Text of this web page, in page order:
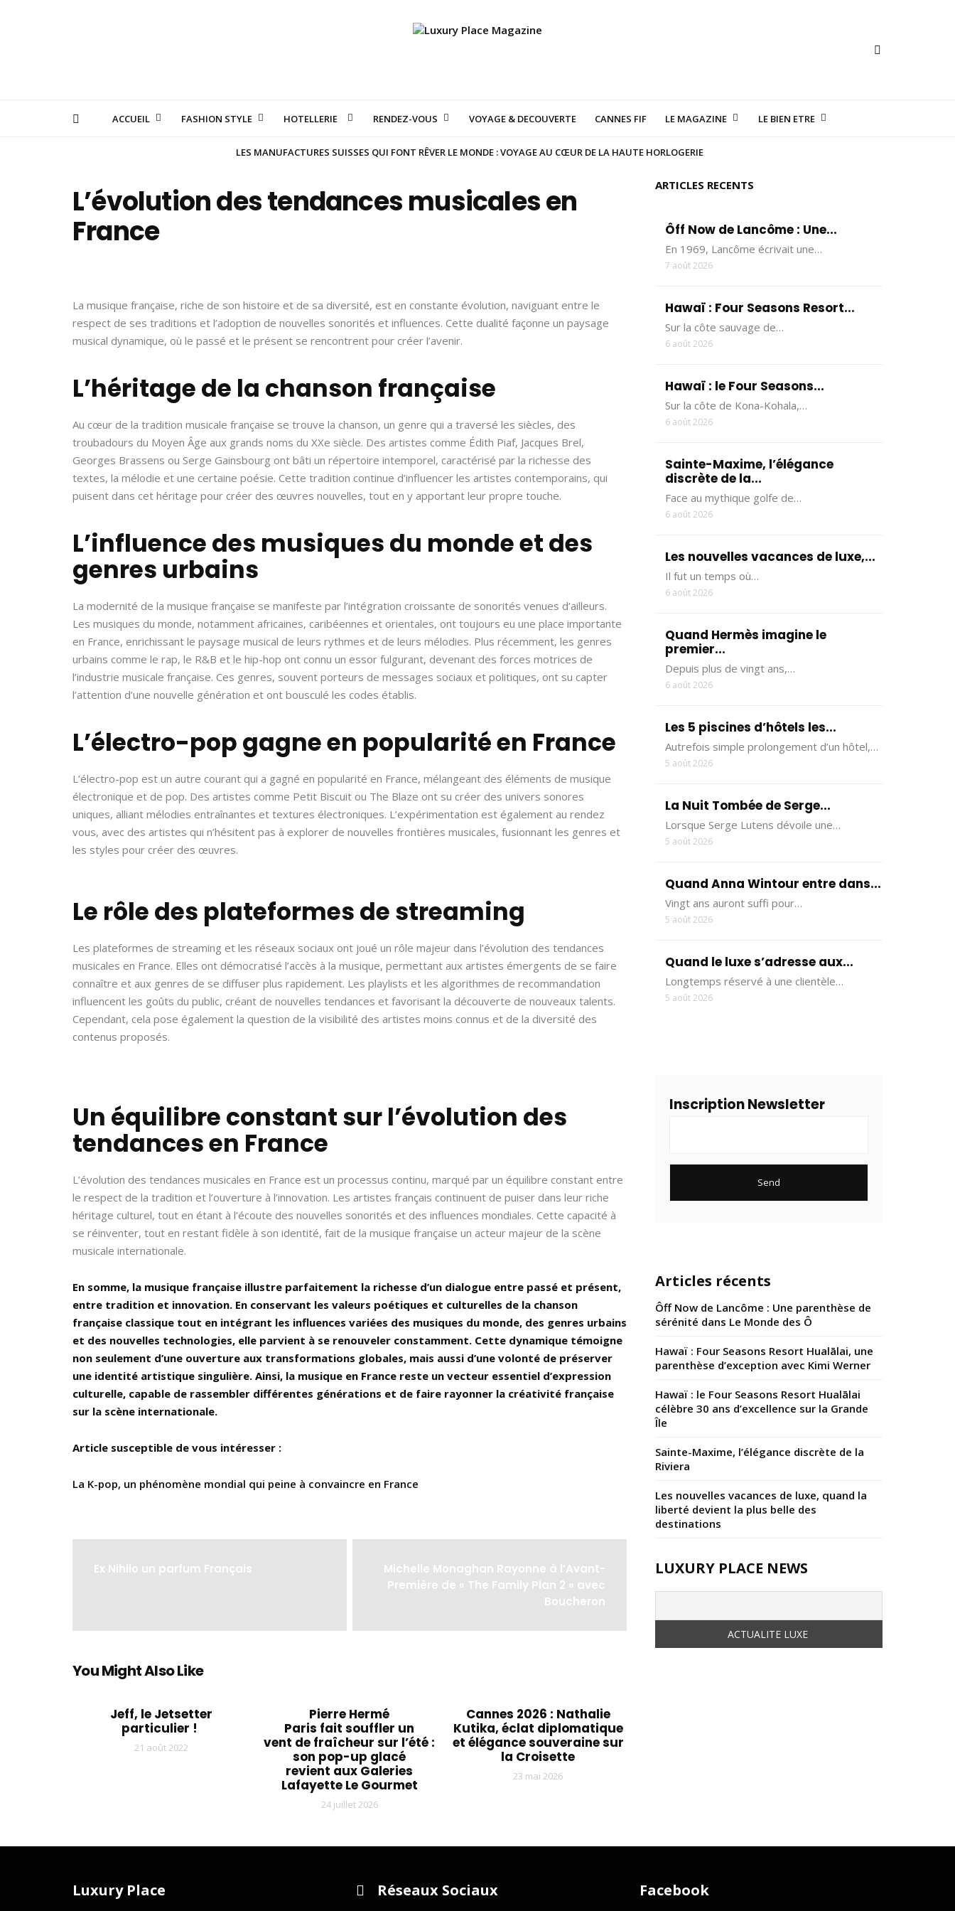
ACCUEIL FASHION STYLE HOTELLERIE RENDEZ-VOUS VOYAGE & DECOUVERTE CANNES FIF LE MAGAZINE LE BIEN ETRE
LES MANUFACTURES SUISSES QUI FONT RÊVER LE MONDE : VOYAGE AU CŒUR DE LA HAUTE HORLOGERIE
L’évolution des tendances musicales en
France
La musique française, riche de son histoire et de sa diversité, est en constante évolution, naviguant entre le
respect de ses traditions et l’adoption de nouvelles sonorités et influences. Cette dualité façonne un paysage
musical dynamique, où le passé et le présent se rencontrent pour créer l’avenir.
L’héritage de la chanson française
Au cœur de la tradition musicale française se trouve la chanson, un genre qui a traversé les siècles, des
troubadours du Moyen Âge aux grands noms du XXe siècle. Des artistes comme Édith Piaf, Jacques Brel,
Georges Brassens ou Serge Gainsbourg ont bâti un répertoire intemporel, caractérisé par la richesse des
textes, la mélodie et une certaine poésie. Cette tradition continue d’influencer les artistes contemporains, qui
puisent dans cet héritage pour créer des œuvres nouvelles, tout en y apportant leur propre touche.
L’influence des musiques du monde et des
genres urbains
La modernité de la musique française se manifeste par l’intégration croissante de sonorités venues d’ailleurs.
Les musiques du monde, notamment africaines, caribéennes et orientales, ont toujours eu une place importante
en France, enrichissant le paysage musical de leurs rythmes et de leurs mélodies. Plus récemment, les genres
urbains comme le rap, le R&B et le hip-hop ont connu un essor fulgurant, devenant des forces motrices de
l’industrie musicale française. Ces genres, souvent porteurs de messages sociaux et politiques, ont su capter
l’attention d’une nouvelle génération et ont bousculé les codes établis.
L’électro-pop gagne en popularité en France
L’électro-pop est un autre courant qui a gagné en popularité en France, mélangeant des éléments de musique
électronique et de pop. Des artistes comme Petit Biscuit ou The Blaze ont su créer des univers sonores
uniques, alliant mélodies entraînantes et textures électroniques. L’expérimentation est également au rendez
vous, avec des artistes qui n’hésitent pas à explorer de nouvelles frontières musicales, fusionnant les genres et
les styles pour créer des œuvres.
Le rôle des plateformes de streaming
Les plateformes de streaming et les réseaux sociaux ont joué un rôle majeur dans l’évolution des tendances
musicales en France. Elles ont démocratisé l’accès à la musique, permettant aux artistes émergents de se faire
connaître et aux genres de se diffuser plus rapidement. Les playlists et les algorithmes de recommandation
influencent les goûts du public, créant de nouvelles tendances et favorisant la découverte de nouveaux talents.
Cependant, cela pose également la question de la visibilité des artistes moins connus et de la diversité des
contenus proposés.
Un équilibre constant sur l’évolution des
tendances en France
L’évolution des tendances musicales en France est un processus continu, marqué par un équilibre constant entre
le respect de la tradition et l’ouverture à l’innovation. Les artistes français continuent de puiser dans leur riche
héritage culturel, tout en étant à l’écoute des nouvelles sonorités et des influences mondiales. Cette capacité à
se réinventer, tout en restant fidèle à son identité, fait de la musique française un acteur majeur de la scène
musicale internationale.
En somme, la musique française illustre parfaitement la richesse d’un dialogue entre passé et présent,
entre tradition et innovation. En conservant les valeurs poétiques et culturelles de la chanson
française classique tout en intégrant les influences variées des musiques du monde, des genres urbains
et des nouvelles technologies, elle parvient à se renouveler constamment. Cette dynamique témoigne
non seulement d’une ouverture aux transformations globales, mais aussi d’une volonté de préserver
une identité artistique singulière. Ainsi, la musique en France reste un vecteur essentiel d’expression
culturelle, capable de rassembler différentes générations et de faire rayonner la créativité française
sur la scène internationale.
Article susceptible de vous intéresser :
La K-pop, un phénomène mondial qui peine à convaincre en France
Ex Nihilo un parfum Français
Michelle Monaghan Rayonne à l’Avant-
Première de « The Family Plan 2 » avec
Boucheron
You Might Also Like
Jeff, le Jetsetter
particulier !
21 août 2022
Pierre Hermé
Paris fait souffler un
vent de fraîcheur sur l’été :
son pop-up glacé
revient aux Galeries
Lafayette Le Gourmet
24 juillet 2026
Cannes 2026 : Nathalie
Kutika, éclat diplomatique
et élégance souveraine sur
la Croisette
23 mai 2026
ARTICLES RECENTS
Ôff Now de Lancôme : Une...
En 1969, Lancôme écrivait une…
7 août 2026
Hawaï : Four Seasons Resort...
Sur la côte sauvage de…
6 août 2026
Hawaï : le Four Seasons...
Sur la côte de Kona-Kohala,…
6 août 2026
Sainte-Maxime, l’élégance
discrète de la...
Face au mythique golfe de…
6 août 2026
Les nouvelles vacances de luxe,...
Il fut un temps où…
6 août 2026
Quand Hermès imagine le
premier...
Depuis plus de vingt ans,…
6 août 2026
Les 5 piscines d’hôtels les...
Autrefois simple prolongement d’un hôtel,…
5 août 2026
La Nuit Tombée de Serge...
Lorsque Serge Lutens dévoile une…
5 août 2026
Quand Anna Wintour entre dans...
Vingt ans auront suffi pour…
5 août 2026
Quand le luxe s’adresse aux...
Longtemps réservé à une clientèle…
5 août 2026
Inscription Newsletter
Articles récents
Ôff Now de Lancôme : Une parenthèse de
sérénité dans Le Monde des Ô
Hawaï : Four Seasons Resort Hualālai, une
parenthèse d’exception avec Kimi Werner
Hawaï : le Four Seasons Resort Hualālai
célèbre 30 ans d’excellence sur la Grande
Île
Sainte-Maxime, l’élégance discrète de la
Riviera
Les nouvelles vacances de luxe, quand la
liberté devient la plus belle des
destinations
LUXURY PLACE NEWS
Luxury Place Réseaux Sociaux Facebook